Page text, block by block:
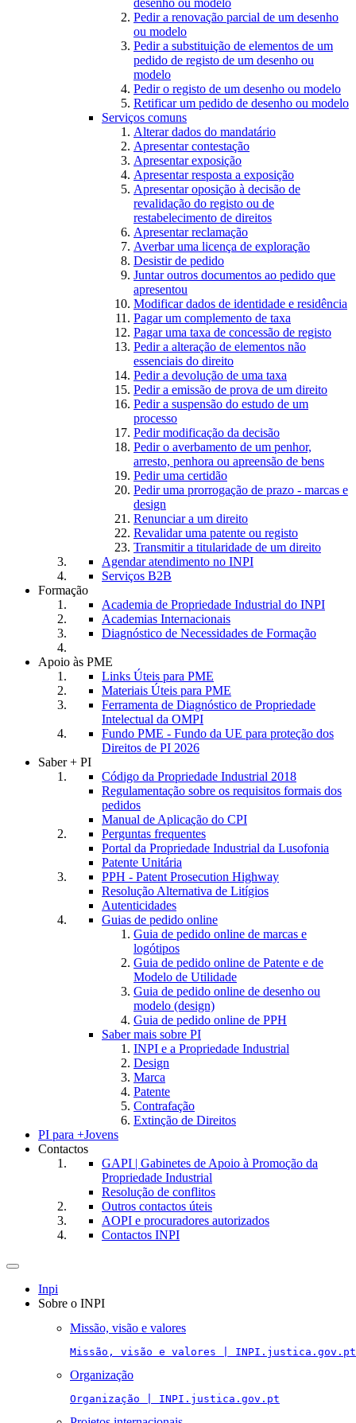
desenho ou modelo
Pedir a renovação parcial de um desenho
ou modelo
Pedir a substituição de elementos de um
pedido de registo de um desenho ou
modelo
Pedir o registo de um desenho ou modelo
Retificar um pedido de desenho ou modelo
Serviços comuns
Alterar dados do mandatário
Apresentar contestação
Apresentar exposição
Apresentar resposta a exposição
Apresentar oposição à decisão de
revalidação do registo ou de
restabelecimento de direitos
Apresentar reclamação
Averbar uma licença de exploração
Desistir de pedido
Juntar outros documentos ao pedido que
apresentou
Modificar dados de identidade e residência
Pagar um complemento de taxa
Pagar uma taxa de concessão de registo
Pedir a alteração de elementos não
essenciais do direito
Pedir a devolução de uma taxa
Pedir a emissão de prova de um direito
Pedir a suspensão do estudo de um
processo
Pedir modificação da decisão
Pedir o averbamento de um penhor,
arresto, penhora ou apreensão de bens
Pedir uma certidão
Pedir uma prorrogação de prazo - marcas e
design
Renunciar a um direito
Revalidar uma patente ou registo
Transmitir a titularidade de um direito
Agendar atendimento no INPI
Serviços B2B
Formação
Academia de Propriedade Industrial do INPI
Academias Internacionais
Diagnóstico de Necessidades de Formação
Apoio às PME
Links Úteis para PME
Materiais Úteis para PME
Ferramenta de Diagnóstico de Propriedade
Intelectual da OMPI
Fundo PME - Fundo da UE para proteção dos
Direitos de PI 2026
Saber + PI
Código da Propriedade Industrial 2018
Regulamentação sobre os requisitos formais dos
pedidos
Manual de Aplicação do CPI
Perguntas frequentes
Portal da Propriedade Industrial da Lusofonia
Patente Unitária
PPH - Patent Prosecution Highway
Resolução Alternativa de Litígios
Autenticidades
Guias de pedido online
Guia de pedido online de marcas e
logótipos
Guia de pedido online de Patente e de
Modelo de Utilidade
Guia de pedido online de desenho ou
modelo (design)
Guia de pedido online de PPH
Saber mais sobre PI
INPI e a Propriedade Industrial
Design
Marca
Patente
Contrafação
Extinção de Direitos
PI para +Jovens
Contactos
GAPI | Gabinetes de Apoio à Promoção da
Propriedade Industrial
Resolução de conflitos
Outros contactos úteis
AOPI e procuradores autorizados
Contactos INPI
Toggle
navigation
Inpi
Sobre o INPI
Missão, visão e valores
Missão, visão e valores | INPI.justica.gov.pt
Organização
Organização | INPI.justica.gov.pt